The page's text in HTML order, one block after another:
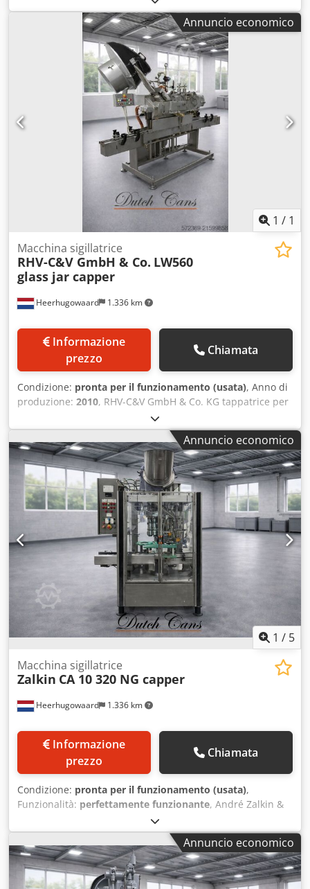
vasetti, ecc. Credszgfdxspfx Anmof
Annuncio economico
1 / 1
Heerhugowaard 1.336 km
Macchina sigillatrice
RHV-C&V GmbH & Co. LW560
glass jar capper
prezzo
Chiamata
Condizione: pronta per il funzionamento (usata), Anno di
produzione: 2010, RHV-C&V GmbH & Co. KG tappatrice per
vasetti in vetro tipo: LW560 Csdpeyxgxwofx Anmjrf numero:
10172/4184 anno di costruzione: 09/2010 nastro in acciaio
inox, larghezza nastro: 120 mm
Annuncio economico
1 / 5
Heerhugowaard 1.336 km
Macchina sigillatrice
Zalkin CA 10 320 NG capper
prezzo
Chiamata
Condizione: pronta per il funzionamento (usata),
Funzionalità: perfettamente funzionante, André Zalkin &
Cie. Tappatrice a 10 teste Crjdpfx Anou Hxw Hjmjf Tipo: CA
10 320 NG Con selezionatore di tappi CA5
Annuncio economico